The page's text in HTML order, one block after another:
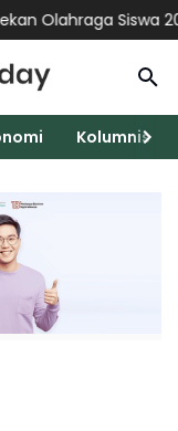
Siswa 2026
Kolumnis